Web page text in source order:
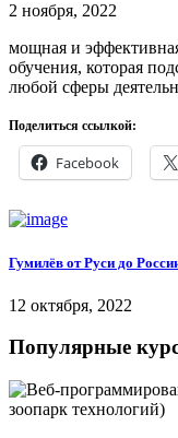
2 ноября, 2022
мощная и
обучения, которая
любой сферы
Поделиться ссылкой:
Facebook
Гумилёв от Руси до
12 октября, 2022
Популярные